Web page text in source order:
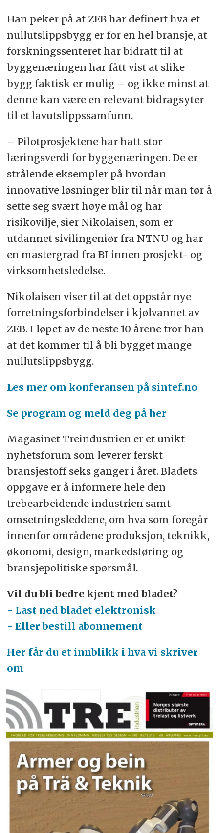
Han peker på at ZEB har definert hva et
nullutslippsbygg er for en hel bransje, at
forskningssenteret har bidratt til at
byggenæringen har fått vist at slike
bygg faktisk er mulig – og ikke minst at
denne kan være en relevant bidragsyter
til et lavutslippssamfunn.
– Pilotprosjektene har hatt stor
læringsverdi for byggenæringen. De er
strålende eksempler på hvordan
innovative løsninger blir til når man tør å
sette seg svært høye mål og har
risikovilje, sier Nikolaisen, som er
utdannet sivilingeniør fra NTNU og har
en mastergrad fra BI innen prosjekt- og
virksomhetsledelse.
Nikolaisen viser til at det oppstår nye
forretningsforbindelser i kjølvannet av
ZEB. I løpet av de neste 10 årene tror han
at det kommer til å bli bygget mange
nullutslippsbygg.
Les mer om konferansen på sintef.no
Se program og meld deg på her
Magasinet Treindustrien er et unikt
nyhetsforum som leverer ferskt
bransjestoff seks ganger i året. Bladets
oppgave er å informere hele den
trebearbeidende industrien samt
omsetningsleddene, om hva som foregår
innenfor områdene produksjon, teknikk,
økonomi, design, markedsføring og
bransjepolitiske spørsmål.
Vil du bli bedre kjent med bladet?
- Last ned bladet elektronisk
- Eller bestill abonnement
Her får du et innblikk i hva vi skriver
om